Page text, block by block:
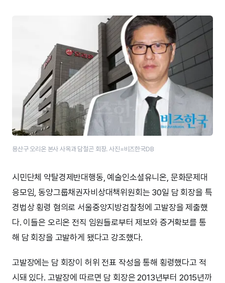
용산구 오리온 본사 사옥과 담철곤 회장. 사진=비즈한국DB
시민단체 약탈경제반대행동, 예술인소셜유니온, 문화문제대
응모임, 동양그룹채권자비상대책위원회는 30일 담 회장을 특
경법상 횡령 혐의로 서울중앙지방검찰청에 고발장을 제출했
다. 이들은 오리온 전직 임원들로부터 제보와 증거확보를 통
해 담 회장을 고발하게 됐다고 강조했다.
고발장에는 담 회장이 허위 전표 작성을 통해 횡령했다고 적
시돼 있다. 고발장에 따르면 담 회장은 2013년부터 2015년까